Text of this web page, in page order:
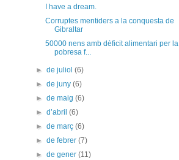
I have a dream.
Corruptes mentiders a la conquesta de
Gibraltar
50000 nens amb dèficit alimentari per la
pobresa f...
►de juliol(6)
►de juny(6)
►de maig(6)
►d’abril(6)
►de març(6)
►de febrer(7)
►de gener(11)